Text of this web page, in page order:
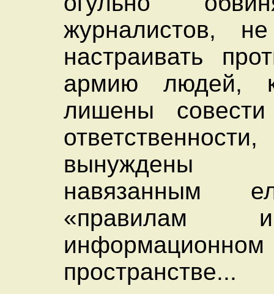
журналистов,
настраивать
армию людей,
лишены
вынуждены
навязанным
«правилам
информационном
пространстве...